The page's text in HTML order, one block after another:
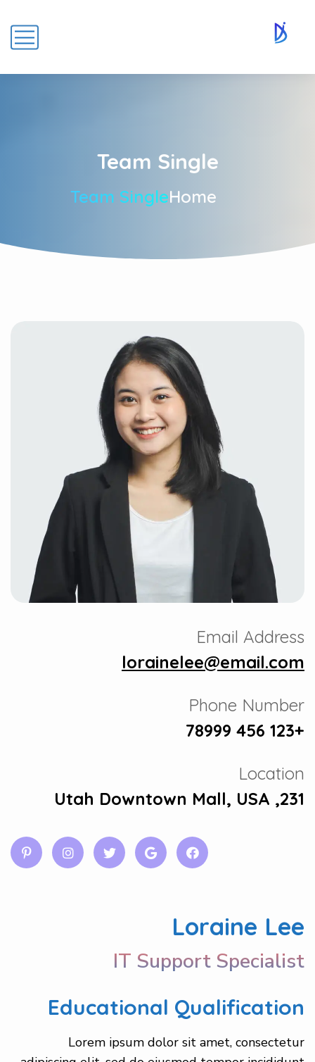
Team Single
Home
Team Single
Email Address
lorainelee@email.com
Phone Number
+123 456 78999
Location
231, Utah Downtown Mall, USA
Loraine Lee
IT Support Specialist
Educational Qualification
Lorem ipsum dolor sit amet, consectetur